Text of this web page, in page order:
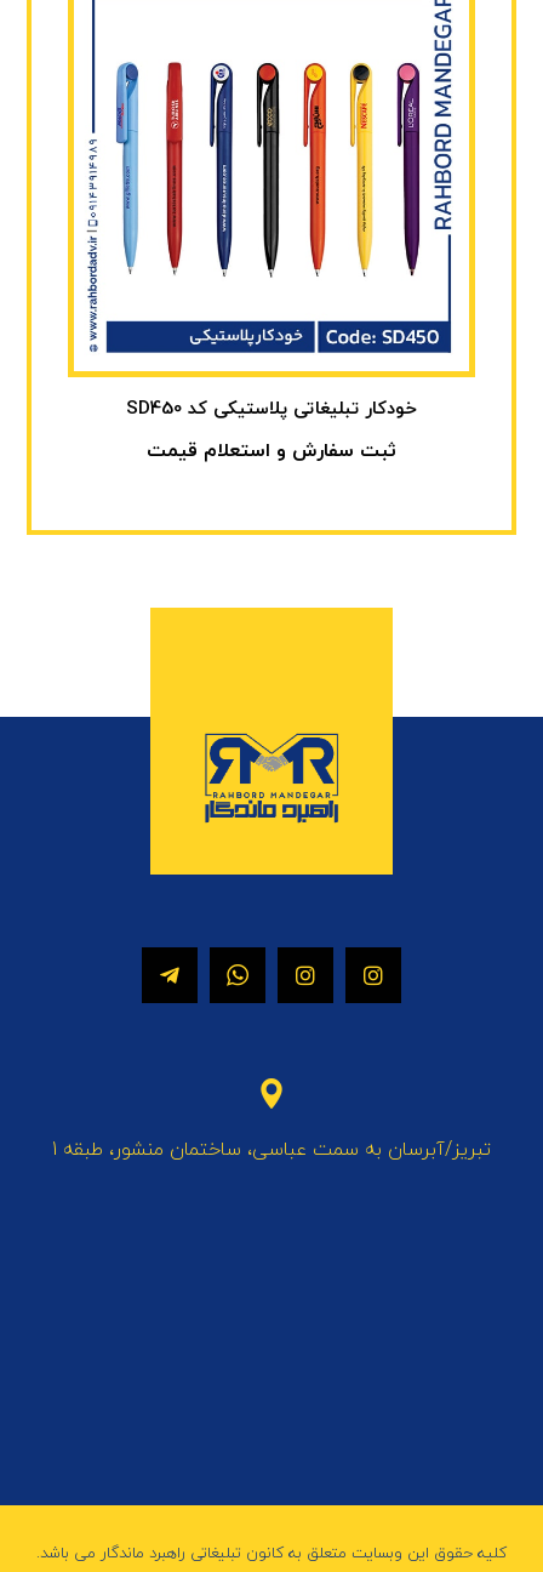
خودکار تبلیغاتی پلاستیکی کد SD450
ثبت سفارش و استعلام قیمت
تبریز/آبرسان به سمت عباسی، ساختمان منشور، طبقه 1
کلیه حقوق این وبسایت متعلق به کانون تبلیغاتی راهبرد ماندگار می باشد.